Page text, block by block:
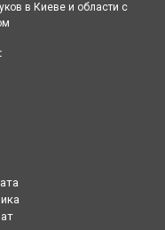
в Киеве и области с